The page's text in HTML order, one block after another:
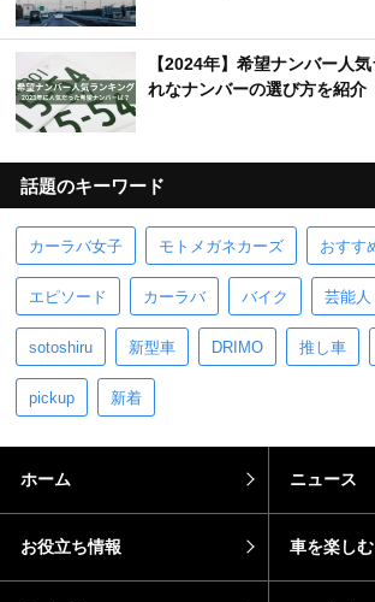
【2024年】希望ナンバー人
れなナンバーの選び方を紹介
話題のキーワード
カーラバ女子 モトメガネカーズ おすす
エピソード カーラバ バイク 芸能人
sotoshiru 新型車 DRIMO 推し車
pickup 新着
ホーム ニュース
お役立ち情報 車を楽しむ